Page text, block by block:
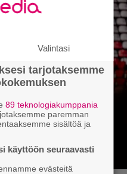
Valintasi
tarjotaksemme
89 teknologiakumppania
paremman
sisältöä ja
käyttöön seuraavasti
evästeitä